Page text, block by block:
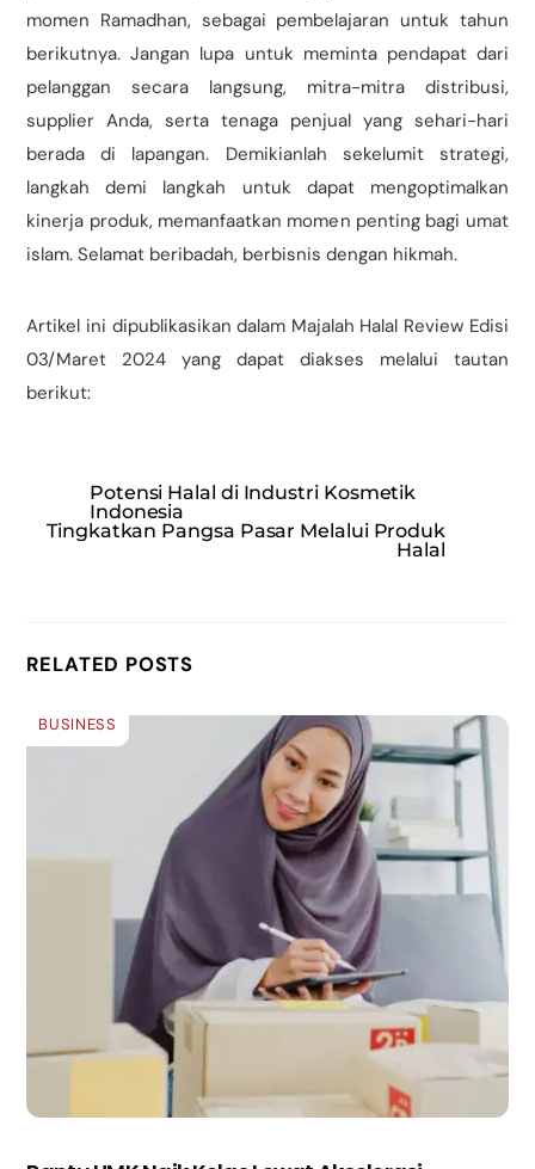
momen Ramadhan, sebagai pembelajaran untuk tahun
berikutnya. Jangan lupa untuk meminta pendapat dari
pelanggan secara langsung, mitra-mitra distribusi,
supplier Anda, serta tenaga penjual yang sehari-hari
berada di lapangan. Demikianlah sekelumit strategi,
langkah demi langkah untuk dapat mengoptimalkan
kinerja produk, memanfaatkan momen penting bagi umat
islam. Selamat beribadah, berbisnis dengan hikmah.
Artikel ini dipublikasikan dalam Majalah Halal Review Edisi
03/Maret 2024 yang dapat diakses melalui tautan
berikut:
Potensi Halal di Industri Kosmetik
Indonesia
Tingkatkan Pangsa Pasar Melalui Produk
Halal
RELATED POSTS
BUSINESS